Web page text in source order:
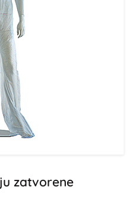
zatvorene